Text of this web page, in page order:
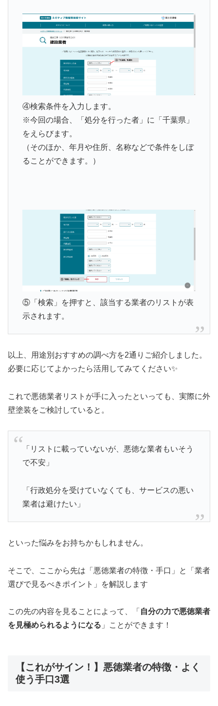
④検索条件を入力します。
※今回の場合、「処分を行った者」に「千葉県」
をえらびます。
（そのほか、年月や住所、名称などで条件をしぼ
ることができます。）
⑤「検索 」を押すと、該当する業者のリストが表
示されます。
以上、用途別おすすめの調べ方を2通りご紹介しました。
必要に応じてよかったら活用してみてください✨
これで悪徳業者リストが手に入ったといっても、実際に外
壁塗装をご検討していると。
「リストに載っていないが、悪徳な業者もいそう
で不安」
「行政処分を受けていなくても、サービスの悪い
業者は避けたい」
といった悩みをお持ちかもしれません。
そこで、ここから先は「悪徳業者の特徴・手口」と「業者
選びで見るべきポイント」を解説します
この先の内容を見ることによって、「 自分の力で悪徳業者
を見極められるようになる 」ことができます！
【これがサイン！】悪徳業者の特徴・よく
使う手口3選